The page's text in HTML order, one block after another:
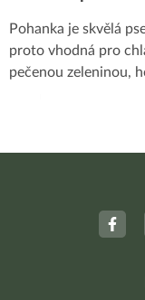
Pohanka je skvělá
proto vhodná pro
pečenou zeleninou,